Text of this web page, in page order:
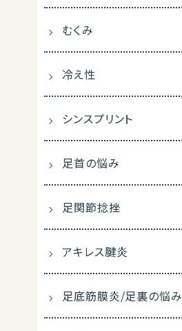
むくみ
冷え性
シンスプリント
足首の悩み
足関節捻挫
アキレス腱炎
足底筋膜炎/足裏の悩み